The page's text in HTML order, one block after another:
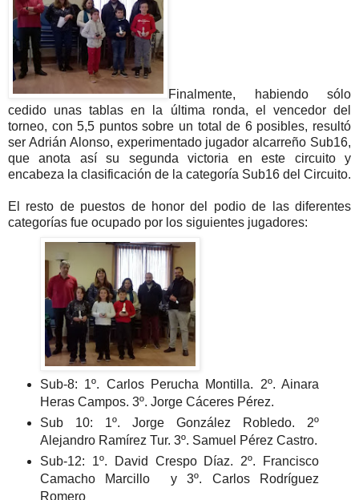
Finalmente, habiendo sólo
cedido unas tablas en la última ronda, el vencedor del
torneo, con 5,5 puntos sobre un total de 6 posibles, resultó
ser Adrián Alonso, experimentado jugador alcarreño Sub16,
que anota así su segunda victoria en este circuito y
encabeza la clasificación de la categoría Sub16 del Circuito.
El resto de puestos de honor del podio de las diferentes
categorías fue ocupado por los siguientes jugadores:
Sub-8: 1º. Carlos Perucha Montilla. 2º. Ainara
Heras Campos. 3º. Jorge Cáceres Pérez.
Sub 10: 1º. Jorge González Robledo. 2º
Alejandro Ramírez Tur. 3º. Samuel Pérez Castro.
Sub-12: 1º. David Crespo Díaz. 2º. Francisco
Camacho Marcillo y 3º. Carlos Rodríguez
Romero